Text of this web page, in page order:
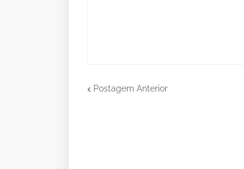
Postagem Anterior